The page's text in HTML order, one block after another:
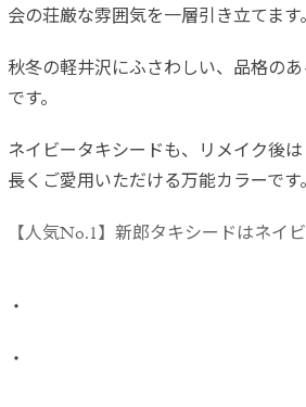
会の荘厳な雰囲気を一層引き立てます
秋冬の軽井沢にふさわしい、品格の
です。
ネイビータキシードも、リメイク後
長くご愛用いただける万能カラーです
【人気No.1】新郎タキシードはネイ
・
・